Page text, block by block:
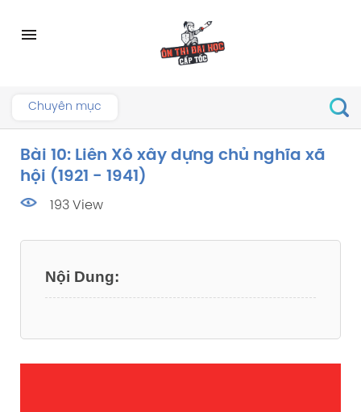
menu
Chuyên mục
Bài 10: Liên Xô xây dựng chủ nghĩa xã
hội (1921 - 1941)
193 View